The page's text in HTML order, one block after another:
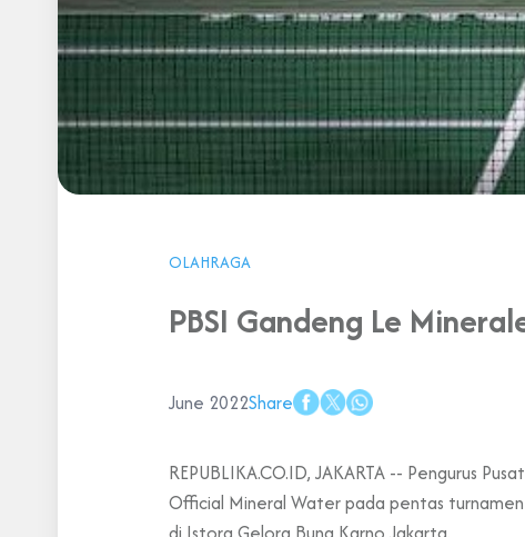
OLAHRAGA
PBSI Gandeng Le
June 2022Share
REPUBLIKA.CO.ID, JAKARTA -- Pengurus
Official Mineral Water pada pentas